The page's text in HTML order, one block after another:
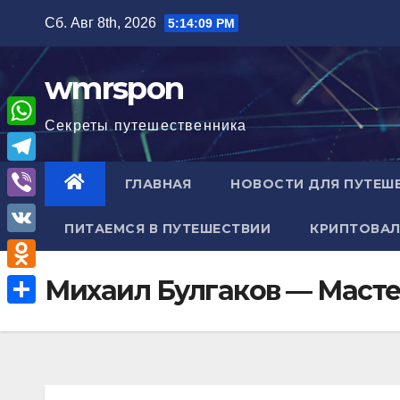
содержимому
Сб. Авг 8th, 2026 5:14:10 PM
wmrspon
Секреты путешественника
ГЛАВНАЯ НОВОСТИ ДЛЯ
ПИТАЕМСЯ В ПУТЕШЕСТВИИ
Михаил Булгаков —
W
h
a
A
T
e
l
e
g
V
i
b
e
V
K
O